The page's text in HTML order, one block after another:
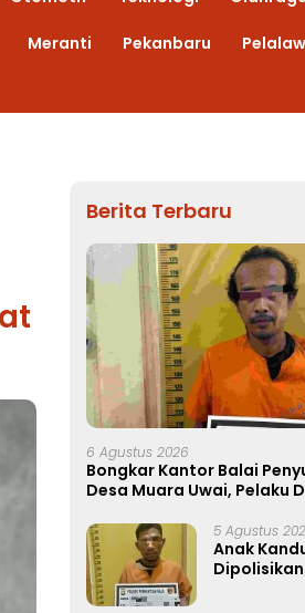
Meranti Pekanbaru
Berita Terbaru
6 Agustus 2026
Bongkar Kantor Balai
Desa Muara Uwai, Pelaku
5 Agustus
Anak